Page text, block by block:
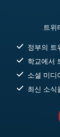
트위
정부의 트
학교에서
소셜 미디
최신 소식